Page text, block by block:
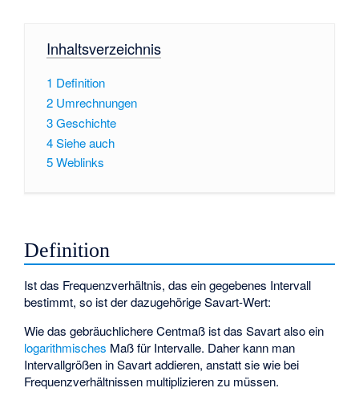
Inhaltsverzeichnis
1 Definition
2 Umrechnungen
3Geschichte
4Siehe auch
5Weblinks
Definition
Istdas Frequenzverhältnis, das ein gegebenes Intervall
bestimmt, so ist der dazugehörige Savart-Wert:
Wie das gebräuchlichere Centmaß ist das Savart also ein
logarithmisches Maß für Intervalle. Daher kann man
Intervallgrößen in Savart addieren, anstatt sie wie bei
Frequenzverhältnissen multiplizieren zu müssen.